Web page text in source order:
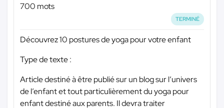
700 mots
TERMINÉ
Découvrez 10 postures de yoga pour votre enfant
Type de texte :
Article destiné à être publié sur un blog sur l’univers
de l’enfant et tout particulièrement du yoga pour
enfant destiné aux parents. Il devra traiter